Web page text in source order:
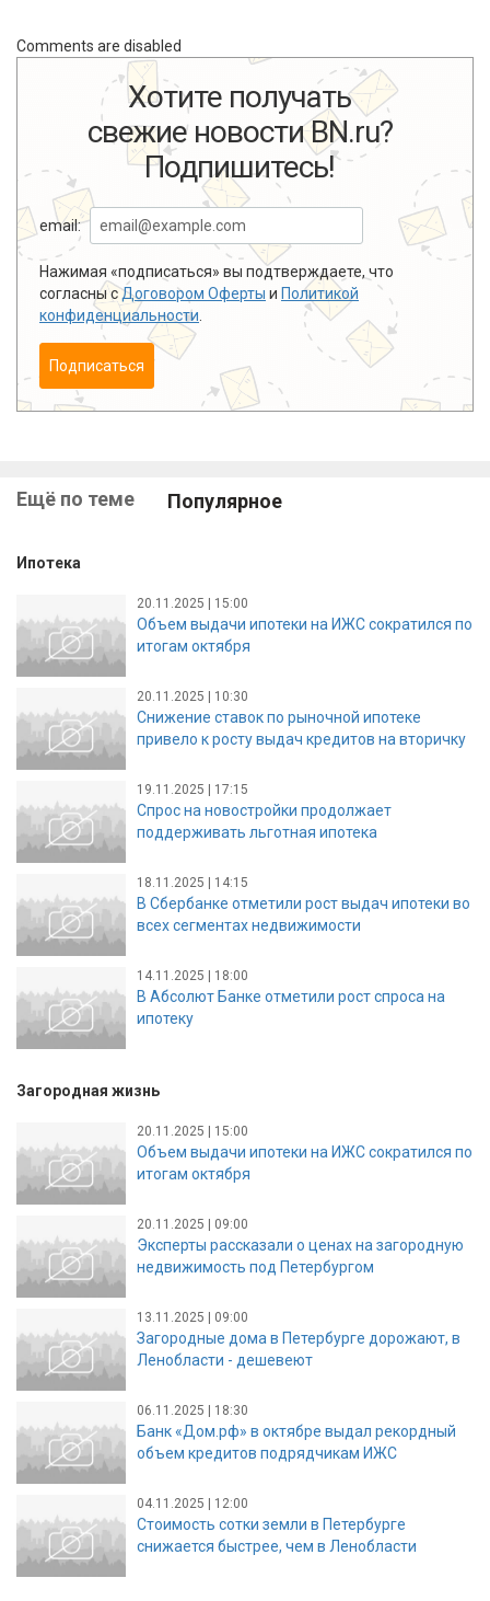
Comments are disabled
Хотите получать
свежие новости BN.ru?
Подпишитесь!
email:
Нажимая «подписаться» вы подтверждаете, что
согласны сДоговором Оферты и Политикой
конфиденциальности
Подписаться
Ещё по теме Популярное
Ипотека
20.11.2025 | 15:00
Объем выдачи ипотеки на ИЖС сократился по
итогам октября
20.11.2025 | 10:30
Снижение ставок по рыночной ипотеке
привело к росту выдач кредитов на вторичку
19.11.2025 | 17:15
Спрос на новостройки продолжает
поддерживать льготная ипотека
18.11.2025 | 14:15
В Сбербанке отметили рост выдач ипотеки во
всех сегментах недвижимости
14.11.2025 | 18:00
В Абсолют Банке отметили рост спроса на
ипотеку
Загородная жизнь
20.11.2025 | 15:00
Объем выдачи ипотеки на ИЖС сократился по
итогам октября
20.11.2025 | 09:00
Эксперты рассказали о ценах на загородную
недвижимость под Петербургом
13.11.2025 | 09:00
Загородные дома в Петербурге дорожают, в
Ленобласти - дешевеют
06.11.2025 | 18:30
Банк «Дом.рф» в октябре выдал рекордный
объем кредитов подрядчикам ИЖС
04.11.2025 | 12:00
Стоимость сотки земли в Петербурге
снижается быстрее, чем в Ленобласти